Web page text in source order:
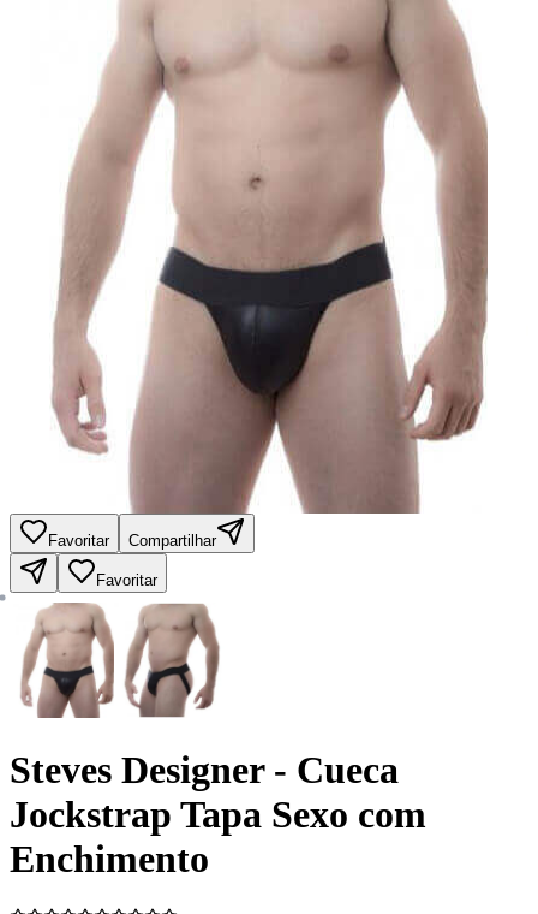
Favoritar Compartilhar
Favoritar
Steves Designer - Cueca
Jockstrap Tapa Sexo com
Enchimento